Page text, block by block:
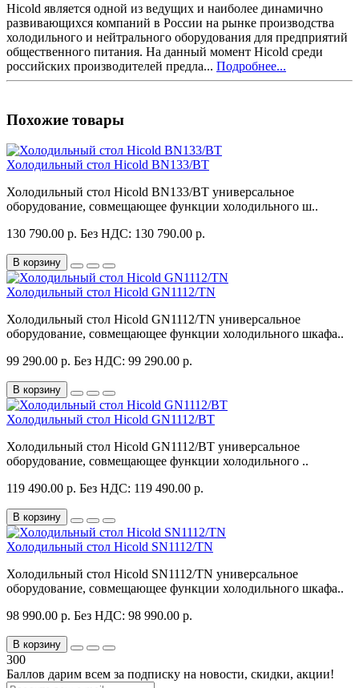
Hicold является одной из ведущих и наиболее динамично
развивающихся компаний в России на рынке производства
холодильного и нейтрального оборудования для предприятий
общественного питания. На данный момент Hicold среди
российских производителей предла... Подробнее...
Похожие товары
Холодильный стол Hicold BN133/BT
Холодильный стол Hicold BN133/BT универсальное
оборудование, совмещающее функции холодильного ш..
130 790.00 р. Без НДС: 130 790.00 р.
В корзину
Холодильный стол Hicold GN1112/TN
Холодильный стол Hicold GN1112/TN универсальное
оборудование, совмещающее функции холодильного шкафа..
99 290.00 р. Без НДС: 99 290.00 р.
В корзину
Холодильный стол Hicold GN1112/BT
Холодильный стол Hicold GN1112/BT универсальное
оборудование, совмещающее функции холодильного ..
119 490.00 р. Без НДС: 119 490.00 р.
В корзину
Холодильный стол Hicold SN1112/TN
Холодильный стол Hicold SN1112/TN универсальное
оборудование, совмещающее функции холодильного шкафа..
98 990.00 р. Без НДС: 98 990.00 р.
В корзину
300
Баллов дарим всем за подписку на новости, скидки, акции!